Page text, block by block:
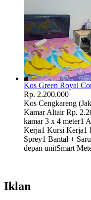
Kos Green Royal
Rp. 2.200.000
Kos Cengkareng
Kamar Altair Rp.
kamar 3 x 4 meter1
Kerja1 Kursi Kerja1
Sprey1 Bantal +
depan unitSmart
Iklan